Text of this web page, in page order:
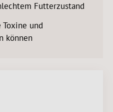
Futterzustand
und
können